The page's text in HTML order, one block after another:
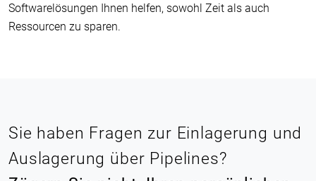
Softwarelösungen Ihnen helfen, sowohl Zeit als auch
Ressourcen zu sparen.
Sie haben Fragen zur Einlagerung und
Auslagerung über Pipelines?